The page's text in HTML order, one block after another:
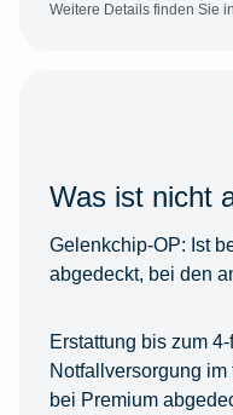
Weitere Details finden Sie
Was ist nicht
Gelenkchip-OP: Ist
abgedeckt, bei den
Erstattung bis zum
Notfallversorgung
bei Premium